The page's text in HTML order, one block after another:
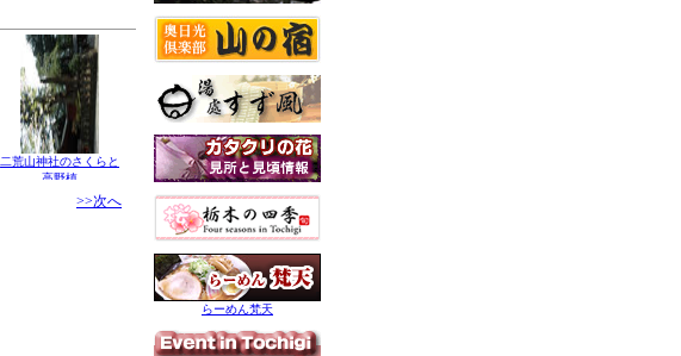
二荒山神社のさくらと
高野槙
>>次へ
らーめん梵天